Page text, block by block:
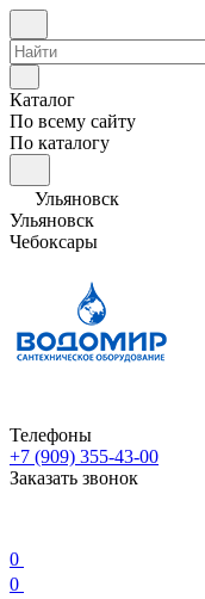
Каталог
По всему сайту
По каталогу
Ульяновск
Ульяновск
Чебоксары
Телефоны
+7 (909) 355-43-00
Заказать звонок
0
0